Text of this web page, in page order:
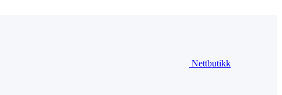
Nettbutikk